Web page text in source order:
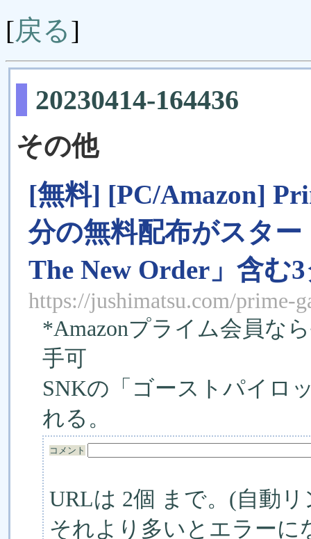
[戻る]
20230414-164436
その他
[無料] [PC/Amazon]
分の無料配布がスタ
The New Order」含む
https://jushimatsu.com/prime-
*Amazonプライム会員な
手可
SNKの「ゴーストパイロ
れる。
コメント
URLは 2個 まで。(自動リ
それより多いとエラーに